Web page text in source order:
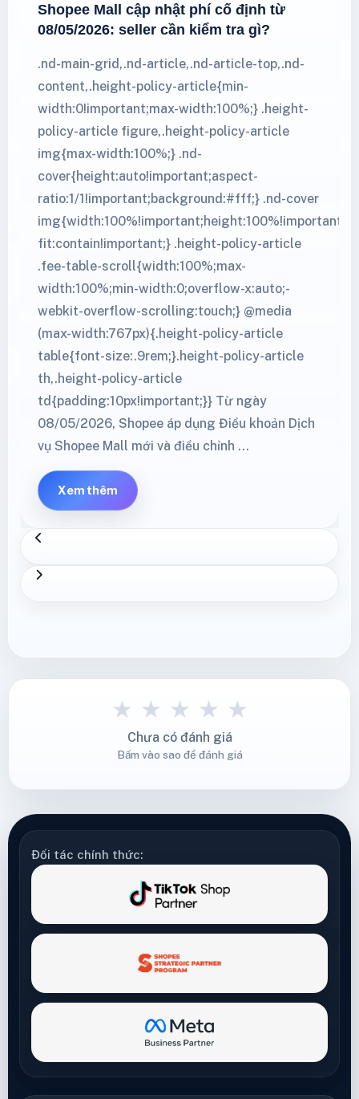
Shopee Mall cập nhật phí cố định từ
08/05/2026: seller cần kiểm tra gì?
.nd-main-grid,.nd-article,.nd-article-top,.nd-
content,.height-policy-article{min-
width:0!important;max-width:100%;} .height-
policy-article figure,.height-policy-article
img{max-width:100%;} .nd-
cover{height:auto!important;aspect-
ratio:1/1!important;background:#fff;} .nd-cover
fit:contain!important;} .height-policy-article
.fee-table-scroll{width:100%;max-
width:100%;min-width:0;overflow-x:auto;-
webkit-overflow-scrolling:touch;} @media
(max-width:767px){.height-policy-article
table{font-size:.9rem;}.height-policy-article
th,.height-policy-article
td{padding:10px!important;}} Từ ngày
08/05/2026, Shopee áp dụng Điều khoản Dịch
vụ Shopee Mall mới và điều chỉnh …
Xem thêm
★ ★ ★ ★ ★
Chưa có đánh giá
Bấm vào sao để đánh giá
Đối tác chính thức: